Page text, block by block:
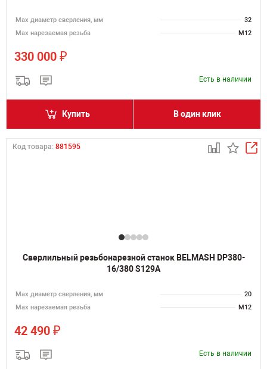
Мах диаметр сверления, мм
32
Мах нарезаемая резьба
M12
330 000 ₽
Есть в наличии
Купить В один клик
Код товара: 881595
Сверлильный резьбонарезной станок BELMASH DP380-
16/380 S129A
Мах диаметр сверления, мм
20
Мах нарезаемая резьба
M12
42 490 ₽
Есть в наличии